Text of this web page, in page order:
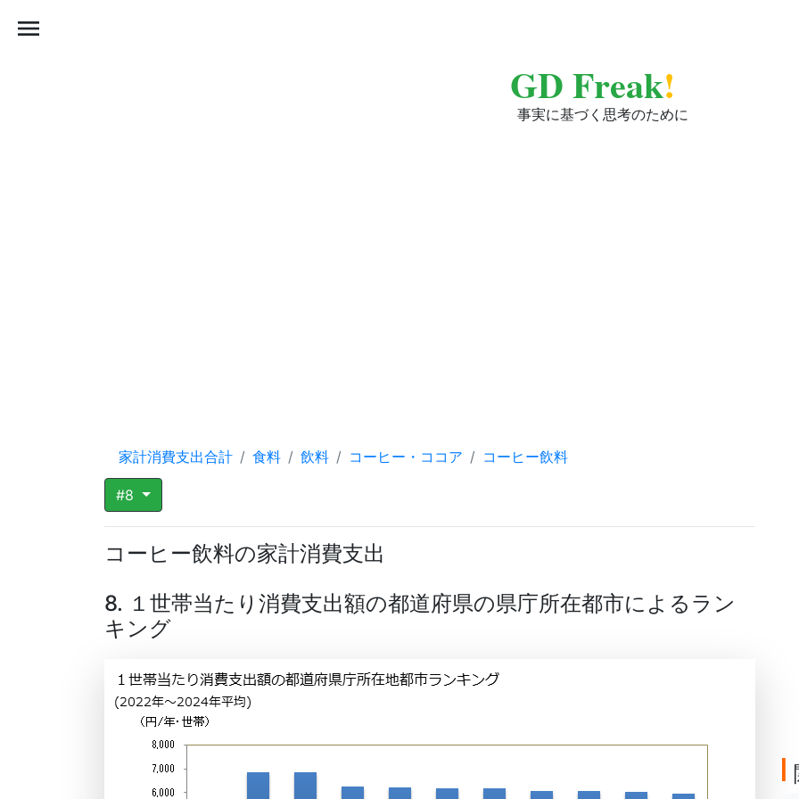
GD Freak!
事実に基づく思考のために
menu
家計消費支出合計 食料 飲料 コーヒー・ココア コーヒー飲料
#8
コーヒー飲料の家計消費支出
8. １世帯当たり消費支出額の都道府県の県庁所在都市によるラン
キング